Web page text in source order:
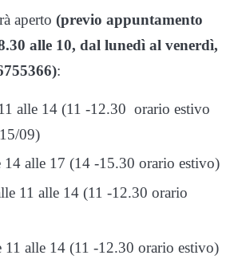
aperto (previo appuntamento
alle 10, dal lunedì al venerdì,
:
alle 14 (11 -12.30 orario estivo
09)
14 alle 17 (14 -15.30 orario estivo)
11 alle 14 (11 -12.30 orario
11 alle 14 (11 -12.30 orario estivo)